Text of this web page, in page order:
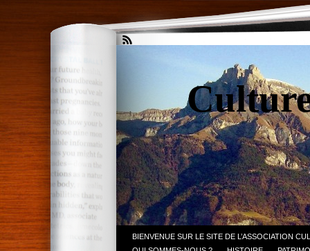
BIENVENUE SUR LE SITE DE L’ASSOCIATION